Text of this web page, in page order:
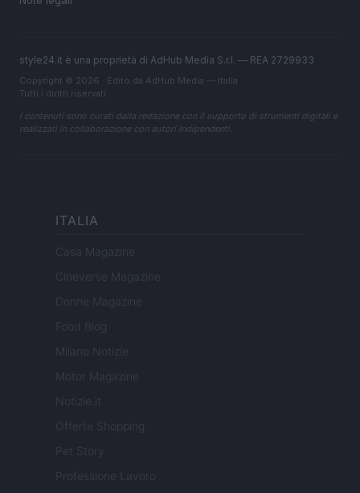
style24.it è una proprietà di AdHub Media S.r.l. — REA 2729933
Copyright © 2026 · Edito da AdHub Media — Italia
Tutti i diritti riservati
I contenuti sono curati dalla redazione con il supporto di strumenti digitali e
realizzati in collaborazione con autori indipendenti.
ITALIA
Casa Magazine
Cineverse Magazine
Donne Magazine
Food Blog
Milano Notizie
Motor Magazine
Notizie.it
Offerte Shopping
Pet Story
Professione Lavoro